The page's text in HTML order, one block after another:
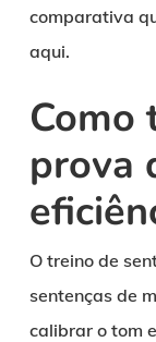
comparativa
aqui.
Como
prova
O treino de
sentenças de
calibrar o tom